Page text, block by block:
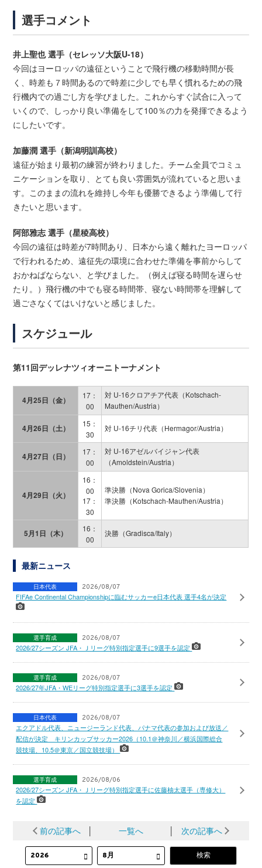
選手コメント
井上聖也 選手（セレッソ大阪U-18）
今回はヨーロッパの遠征ということで飛行機の移動時間が長
く、時差も７時間あるので時差に少しでも早く慣れるための飛
行機内での過ごし方を学びました。これからすぐ試合に入って
いくので、しっかり良い準備をして100％の力を発揮できるよう
にしたいです。
加藤潤 選手（新潟明訓高校）
遠征が始まり最初の練習が終わりました。チーム全員でコミュ
ニケーションを取り、とても良い雰囲気が流れていると思いま
す。このままの流れを維持し今年も優勝できるよう準備して行
きたいと思います。
阿部雅志 選手（星稜高校）
今回の遠征は時差が7時間あり、日本から遠く離れたヨーロッパ
で行われるため、遠征先の環境に合わせた準備を事前からして
おかねばならない、と学びました。（例えば寝る時間を遅らせ
たり。）飛行機の中でも寝る時間帯、寝ない時間帯を理解して
過ごさなくてはいけないと感じました。
スケジュール
第11回デッレナツィオーニトーナメント
4月25日（金）
17：
00
対 U-16クロアチア代表（Kotschach-
Mauthen/Austria）
4月26日（土）
15：
30
対 U-16チリ代表（Hermagor/Austria）
4月27日（日）
17：
00
対 U-16アゼルバイジャン代表
（Amoldstein/Austria）
4月29日（火）
16：
00
17：
30
準決勝（Nova Gorica/Slovenia）
準決勝（Kotschach-Mauthen/Austria）
5月1日（木）
16：
00
決勝（Gradisca/Italy）
最新ニュース
日本代表 2026/08/07
FIFAe Continental Championshipに臨むサッカーe日本代表 選手4名が決定
選手育成 2026/08/07
2026/27シーズン JFA・Ｊリーグ特別指定選手に9選手を認定
選手育成 2026/08/07
2026/27年JFA・WEリーグ特別指定選手に3選手を認定
日本代表 2026/08/07
エクアドル代表、ニュージーランド代表、パナマ代表の参加および放送／
配信が決定 キリンカップサッカー2026（10.1＠神奈川／横浜国際総合
競技場、10.5＠東京／国立競技場）
選手育成 2026/08/06
2026/27シーズン JFA・Ｊリーグ特別指定選手に佐藤柚太選手（専修大）
を認定
前の記事へ │ 一覧へ │ 次の記事へ